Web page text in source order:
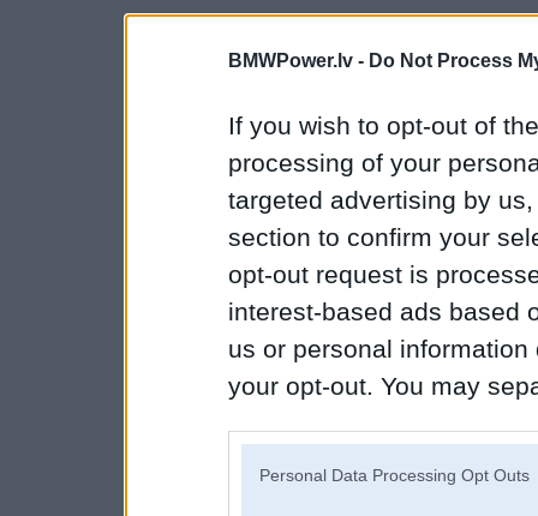
BMWPower.lv - Do Not Process
If you wish to opt-out of
processing of your
targeted advertising by
section to confirm your
opt-out request is
interest-based ads based
us or personal
your opt-out. You may
Personal Data Processing Opt Outs